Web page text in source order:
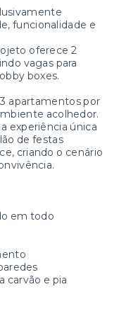
funcionalidade e
oferece 2
vagas para
boxes.
apartamentos por
acolhedor.
experiência única
de festas
criando o cenário
em todo
carvão e pia